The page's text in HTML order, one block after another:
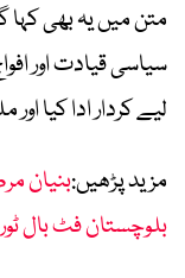
متن میں یہ بھی
سیاسی قیادت اور
لیے کردار ادا کیا
مزید پڑھیں:بنیان
بلوچستان فٹ بال